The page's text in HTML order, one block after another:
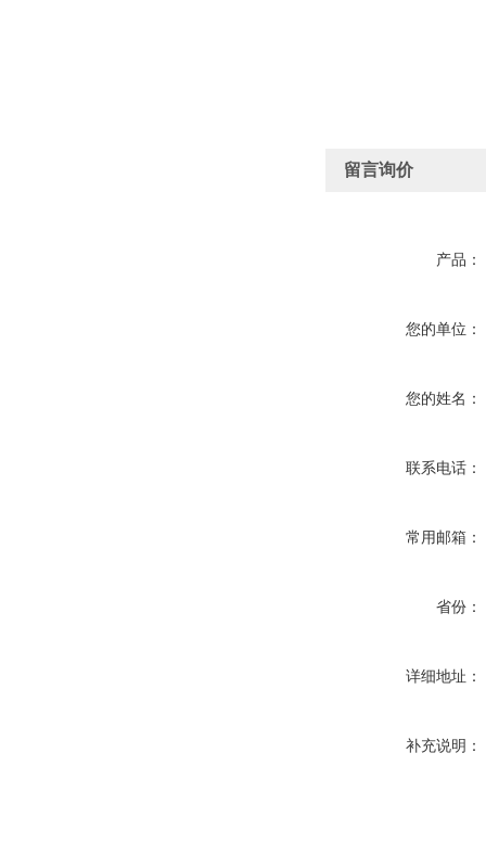
留言询价
产品：
您的单位：
您的姓名：
联系电话：
常用邮箱：
省份：
详细地址：
补充说明：